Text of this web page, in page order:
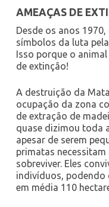
AMEAÇAS DE
Desde os anos
símbolos da luta
Isso porque o
de extinção!
A destruição da
ocupação da zona
de extração de
quase dizimou toda
apesar de serem
primatas
sobreviver. Eles
indivíduos, podendo
em média 110